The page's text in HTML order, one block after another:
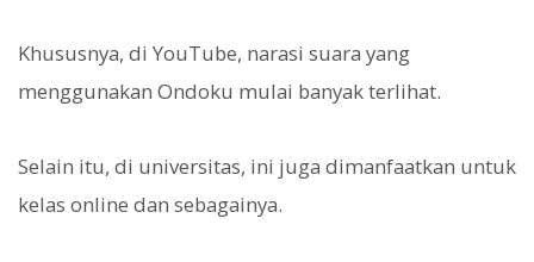
Khususnya, di YouTube, narasi suara yang
menggunakan Ondoku mulai banyak terlihat.
Selain itu, di universitas, ini juga dimanfaatkan untuk
kelas online dan sebagainya.